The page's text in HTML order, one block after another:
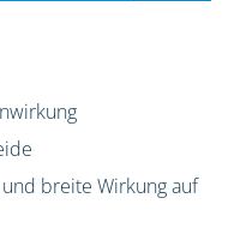
breite Wirkung auf